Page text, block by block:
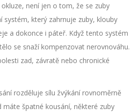
není jen o tom, že se zuby
systém, který zahrnuje zuby, klouby
a dokonce i páteř. Když tento systém
se snaží kompenzovat nerovnováhu.
zad, závratě nebo chronické
rozděluje sílu žvýkání rovnoměrně
máte špatné kousání, některé zuby